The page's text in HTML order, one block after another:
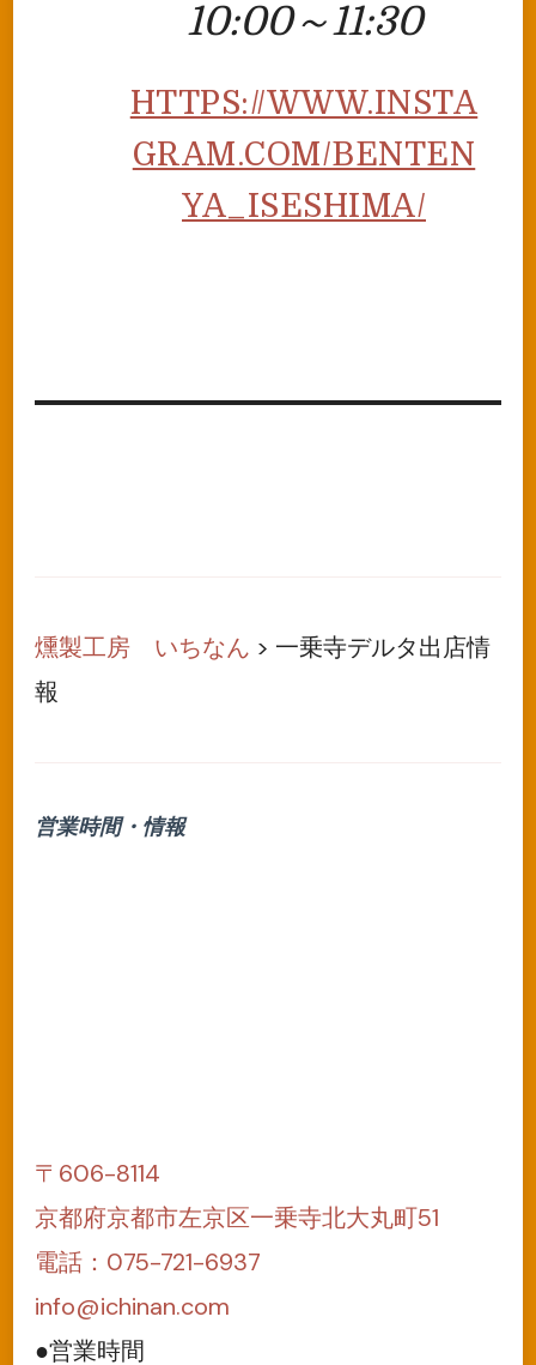
10:00～11:30
HTTPS://WWW.INSTA
GRAM.COM/BENTEN
YA_ISESHIMA/
燻製工房 いちなん > 一乗寺デルタ出店情
報
営業時間・情報
〒606-8114
京都府京都市左京区一乗寺北大丸町51
電話：075-721-6937
info@ichinan.com
●営業時間